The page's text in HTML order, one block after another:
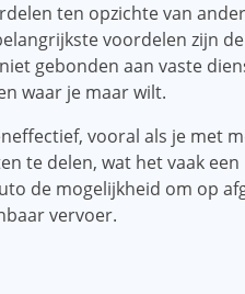
ten opzichte van
voordelen zijn
gebonden aan vaste
waar je maar wilt.
vooral als je met
te delen, wat het vaak
de mogelijkheid om op
vervoer.